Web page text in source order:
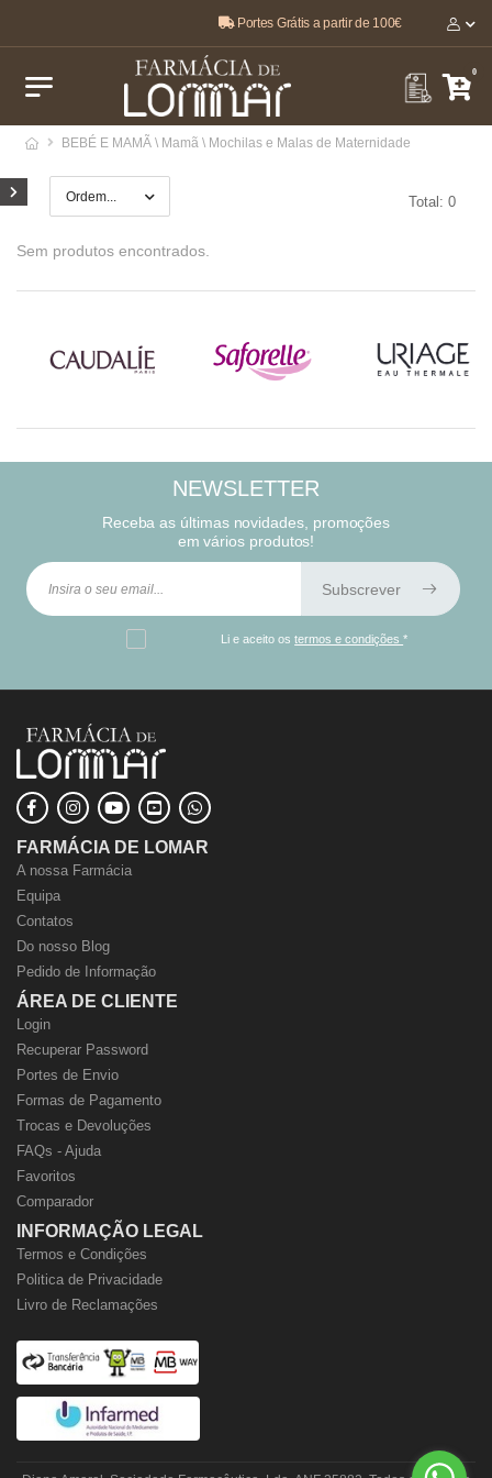
O melhor, pela sua saúde e bem-estar 🤍
Portes Grátis a partir de 100€
0
BEBÉ E MAMÃ \ Mamã \ Mochilas e Malas de Maternidade
Total: 0
Sem produtos encontrados.
NEWSLETTER
Receba as últimas novidades, promoções
em vários produtos!
Subscrever
Li e aceito ostermos e condições*
FARMÁCIA DE LOMAR
A nossa Farmácia
Equipa
Contatos
Do nosso Blog
Pedido de Informação
ÁREA DE CLIENTE
Login
Recuperar Password
Portes de Envio
Formas de Pagamento
Trocas e Devoluções
FAQs - Ajuda
Favoritos
Comparador
INFORMAÇÃO LEGAL
Termos e Condições
Politica de Privacidade
Livro de Reclamações